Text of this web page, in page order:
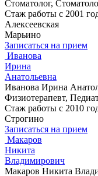
Стоматолог,
Стаж работы с 2001
Алексеевская
Марьино
Записаться на прием
Иванова
Ирина
Анатольевна
Иванова Ирина
Физиотерапевт,
Стаж работы с 2010
Строгино
Записаться на прием
Макаров
Никита
Владимирович
Макаров Никита